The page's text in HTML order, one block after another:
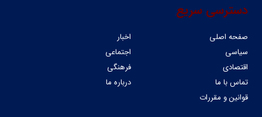
دسترسی سریع
صفحه اصلی
اخبار
سیاسی
اجتماعی
اقتصادی
فرهنگی
تماس با ما
درباره ما
قوانین و مقررات